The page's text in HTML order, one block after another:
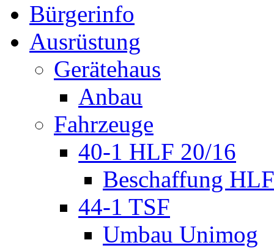
Bürgerinfo
Ausrüstung
Gerätehaus
Anbau
Fahrzeuge
40-1 HLF 20/16
Beschaffung HLF
44-1 TSF
Umbau Unimog